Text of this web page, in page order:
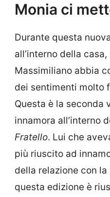
Monia ci
Durante questa
all’interno della
Massimiliano abbia
dei sentimenti molto
Questa è la seconda
innamora all’interno
Fratello. Lui che
più riuscito ad
della relazione con
questa edizione è